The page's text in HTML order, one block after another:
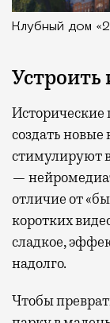
Клубный дом
Устроить
создать
стимулируют
—
отличие от
коротких
сладкое,
надолго.
Чтобы